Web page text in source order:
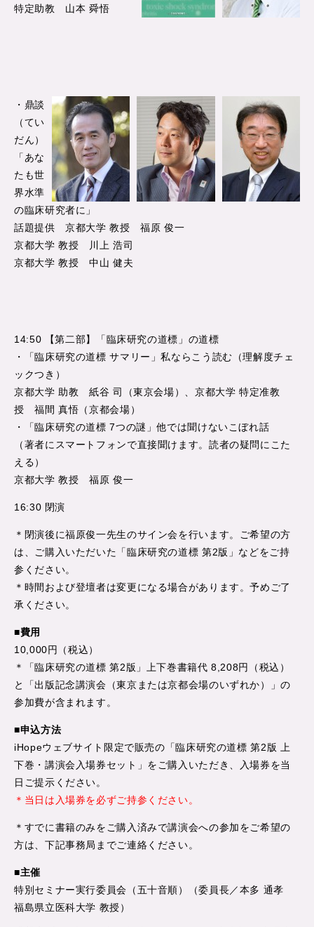
特定助教 山本 舜悟
・鼎談
（てい
だん）
「あな
たも世
界水準
の臨床研究者に」
話題提供 京都大学 教授 福原 俊一
京都大学 教授 川上 浩司
京都大学 教授 中山 健夫
14:50 【第二部】「臨床研究の道標」の道標
・「臨床研究の道標 サマリー」私ならこう読む（理解度チェ
ックつき）
京都大学 助教 紙谷 司（東京会場）、京都大学 特定准教
授 福間 真悟（京都会場）
・「臨床研究の道標 7つの謎」他では聞けないこぼれ話
（著者にスマートフォンで直接聞けます。読者の疑問にこた
える）
京都大学 教授 福原 俊一
16:30 閉演
＊閉演後に福原俊一先生のサイン会を行います。ご希望の方
は、ご購入いただいた「臨床研究の道標 第2版」などをご持
参ください。
＊時間および登壇者は変更になる場合があります。予めご了
承ください。
■費用
10,000円（税込）
＊「臨床研究の道標 第2版」上下巻書籍代 8,208円（税込）
と「出版記念講演会（東京または京都会場のいずれか）」の
参加費が含まれます。
■申込方法
iHopeウェブサイト限定で販売の「臨床研究の道標 第2版 上
下巻・講演会入場券セット」をご購入いただき、入場券を当
日ご提示ください。
＊当日は入場券を必ずご持参ください。
＊すでに書籍のみをご購入済みで講演会への参加をご希望の
方は、下記事務局までご連絡ください。
■主催
特別セミナー実行委員会（五十音順）（委員長／本多 通孝
福島県立医科大学 教授）